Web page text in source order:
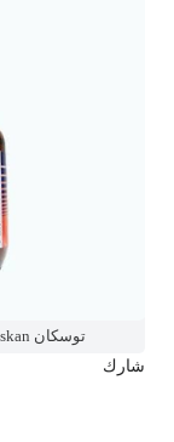
توسكان Tusskan شراب لعلاج السعال مذيب وطارد للبلغم
شارك